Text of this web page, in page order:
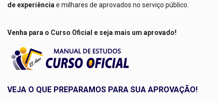
de experiência e milhares de aprovados no serviço público.
Venha para o Curso Oficial e seja mais um aprovado!
VEJA O QUE PREPARAMOS PARA SUA APROVAÇÃO!